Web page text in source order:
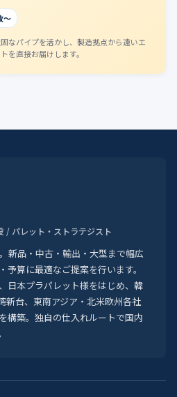
〜
なパイプを活かし、製造拠点から遠いエ
を直接お届けします。
/ パレット・ストラテジスト
新品・中古・輸出・大型まで幅広
予算に最適なご提案を行います。
日本プラパレット様をはじめ、韓
新台、東南アジア・北米欧州各社
構築。独自の仕入れルートで国内